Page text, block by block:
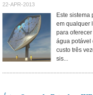
22-APR-2013
Este sistema
em qualquer
para
água potável
custo três
sis...